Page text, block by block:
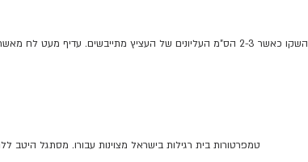
השקו כאשר 2-3 הס"מ העליונים של העציץ מתייבשים. עדיף מעט לח מאשר רטוב — הקפידו על ניקוז טוב ואל תשאירו עודפי מים בתחתית. בחורף הפחיתו את תדירות ההשקיה.
טמפרטורות בית רגילות בישראל מצוינות עבורו. מסתגל היטב